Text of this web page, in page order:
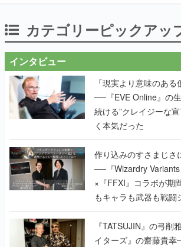
カテゴリーピックアッ
インタビュー
「現実より意味のある
──『EVE Online』の
続ける”クレイジーな
く本気だった
作り込みのすさまじさ
──『Wizardry Variants
×『FFXI』コラボが期
もキャラも武器も戦闘
で作り込まれた理由を
く
『TATSUJIN』の弓削
イターズ』の齋藤貴